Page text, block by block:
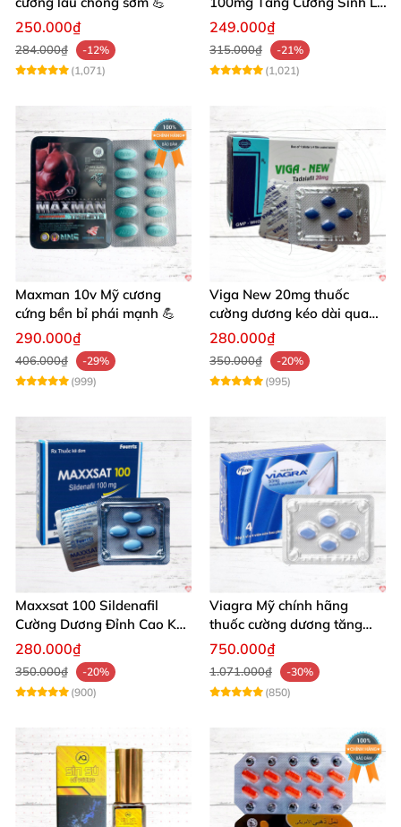
250.000₫
284.000₫
-12%
(1,071)
Nam Giới
249.000₫
315.000₫
-21%
(1,021)
Maxman 10v Mỹ cương
cứng bền bỉ phái mạnh 💪
290.000₫
406.000₫
-29%
(999)
Viga New 20mg thuốc
cường dương kéo dài quan
hệ chống xuất tinh sớm
280.000₫
350.000₫
-20%
(995)
Maxxsat 100 Sildenafil
Cường Dương Đỉnh Cao Kéo
Dài Đêm Dài
280.000₫
350.000₫
-20%
(900)
Viagra Mỹ chính hãng
thuốc cường dương tăng
cường sinh lực nam giới
nhập khẩu
750.000₫
1.071.000₫
-30%
(850)